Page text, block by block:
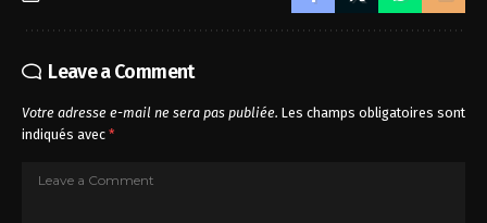
Leave a Comment
Votre adresse e-mail ne sera pas publiée. Les champs obligatoires sont
indiqués avec *